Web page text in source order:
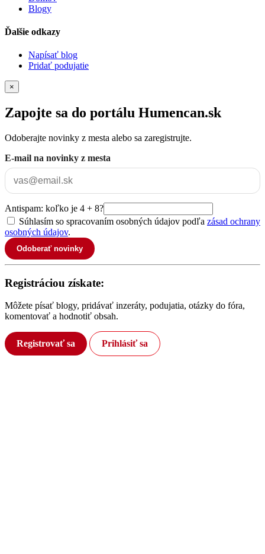
Blogy
Ďalšie odkazy
Napísať blog
Pridať podujatie
×
Zapojte sa do portálu Humencan.sk
Odoberajte novinky z mesta alebo sa zaregistrujte.
E-mail na novinky z mesta
Antispam: koľko je 4 + 8?
Súhlasím so spracovaním osobných údajov podľa zásad ochrany
osobných údajov.
Odoberať novinky
Registráciou získate:
Môžete písať blogy, pridávať inzeráty, podujatia, otázky do fóra,
komentovať a hodnotiť obsah.
Registrovať sa Prihlásiť sa